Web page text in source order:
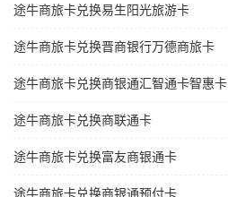
途牛商旅卡兑换易生阳光旅游卡
途牛商旅卡兑换晋商银行万德商旅卡
途牛商旅卡兑换商银通汇智通卡智惠卡
途牛商旅卡兑换商联通卡
途牛商旅卡兑换富友商银通卡
途牛商旅卡兑换商银通预付卡